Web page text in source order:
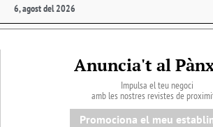
6, agost del 2026
Anuncia't al
Impulsa el teu negoci
amb les nostres revistes de
Promociona el meu